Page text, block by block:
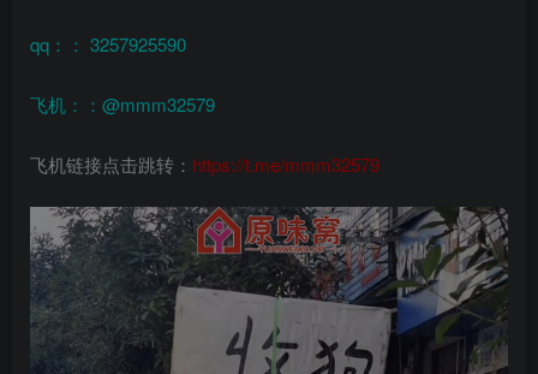
qq：： 3257925590
飞机：：@mmm32579
飞机链接点击跳转： https://t.me/mmm32579